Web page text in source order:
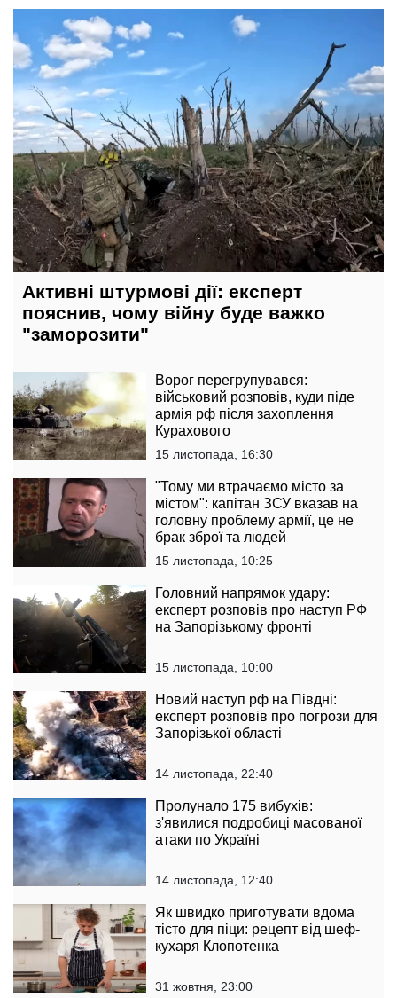
16 листопада, 12:25
Активні штурмові дії: експерт
пояснив, чому війну буде важко
"заморозити"
Ворог перегрупувався:
військовий розповів, куди піде
армія рф після захоплення
Курахового
15 листопада, 16:30
"Тому ми втрачаємо місто за
містом": капітан ЗСУ вказав на
головну проблему армії, це не
брак зброї та людей
15 листопада, 10:25
Головний напрямок удару:
експерт розповів про наступ РФ
на Запорізькому фронті
15 листопада, 10:00
Новий наступ рф на Півдні:
експерт розповів про погрози для
Запорізької області
14 листопада, 22:40
Пролунало 175 вибухів:
з'явилися подробиці масованої
атаки по Україні
14 листопада, 12:40
Як швидко приготувати вдома
тісто для піци: рецепт від шеф-
кухаря Клопотенка
31 жовтня, 23:00